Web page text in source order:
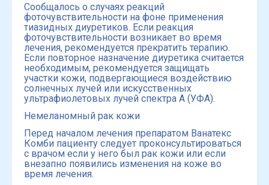
Сообщалось о случаях реакций
фоточувствительности на фоне применения
тиазидных диуретиков. Если реакция
фоточувствительности возникает во время
лечения, рекомендуется прекратить терапию.
Если повторное назначение диуретика считается
необходимым, рекомендуется защищать
участки кожи, подвергающиеся воздействию
солнечных лучей или искусственных
ультрафиолетовых лучей спектра А (УФА).
Немеланомный рак кожи
Перед началом лечения препаратом Ванатекс
Комби пациенту следует проконсультироваться
с врачом если у него был рак кожи или если
внезапно появились изменения на коже во
время лечения.